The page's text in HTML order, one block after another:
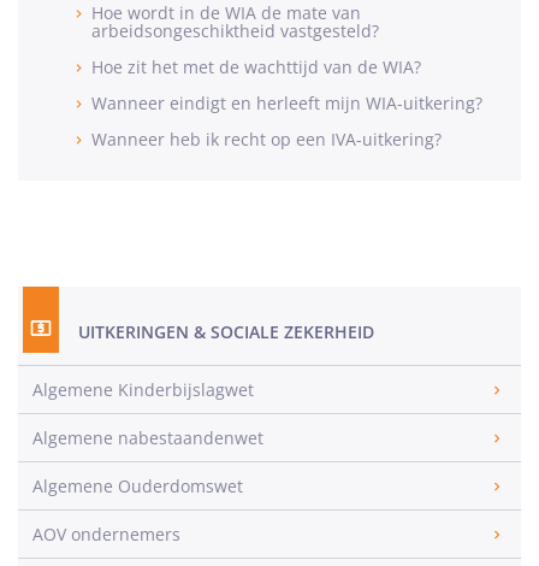
Hoe wordt in de WIA de mate van
arbeidsongeschiktheid vastgesteld?
Hoe zit het met de wachttijd van de WIA?
Wanneer eindigt en herleeft mijn WIA-uitkering?
Wanneer heb ik recht op een IVA-uitkering?
UITKERINGEN & SOCIALE ZEKERHEID
Algemene Kinderbijslagwet
Algemene nabestaandenwet
Algemene Ouderdomswet
AOV ondernemers